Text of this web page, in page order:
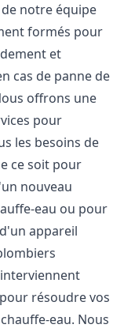
notre équipe
formés pour
et
cas de panne de
offrons une
pour
les besoins de
ce soit pour
nouveau
eau ou pour
appareil
résoudre vos
eau. Nous